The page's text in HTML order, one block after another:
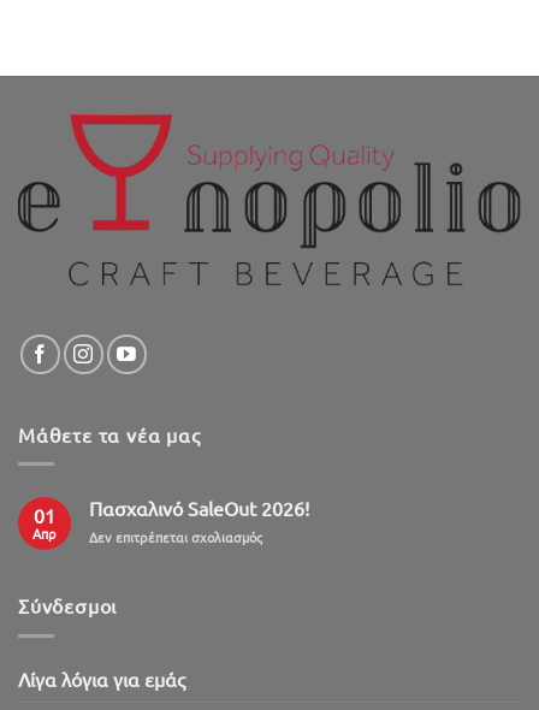
Μάθετε τα νέα μας
01
Απρ
Πασχαλινό SaleOut 2026!
Δεν επιτρέπεται σχολιασμόςστο
Σύνδεσμοι
Λίγα λόγια για εμάς